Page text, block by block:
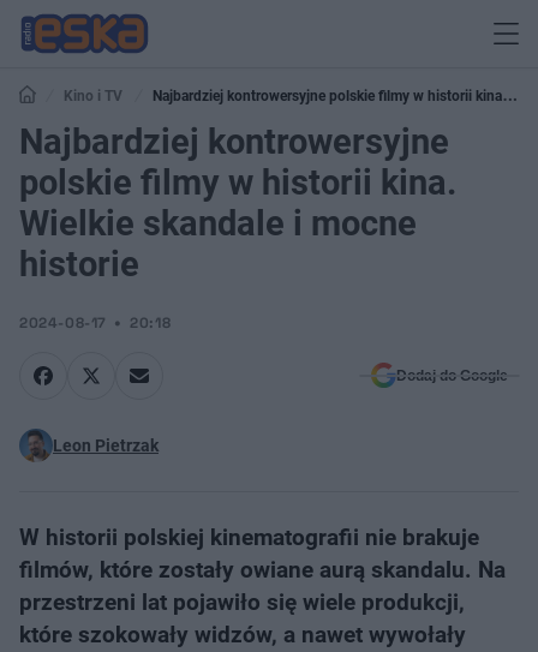
Kino i TV
Najbardziej kontrowersyjne polskie filmy w historii kina.
Wielkie skandale i mocne historie
Najbardziej kontrowersyjne
polskie filmy w historii kina.
Wielkie skandale i mocne
historie
2024-08-17 20:18
Dodaj do Google
Leon Pietrzak
W historii polskiej kinematografii nie brakuje
filmów, które zostały owiane aurą skandalu. Na
przestrzeni lat pojawiło się wiele produkcji,
które szokowały widzów, a nawet wywołały